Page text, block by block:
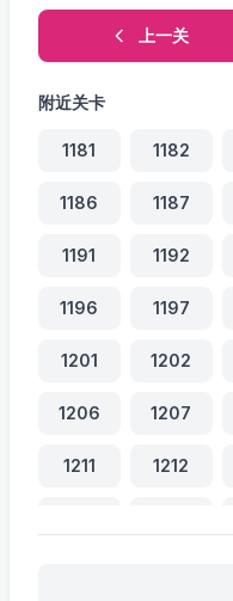
上一关
附近关卡
1181 1182
1186 1187
1191 1192
1196 1197
1201 1202
1206 1207
1211 1212